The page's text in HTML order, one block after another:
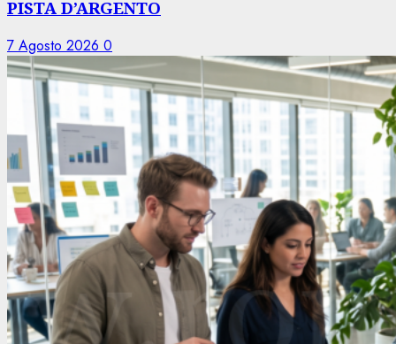
PISTA D’ARGENTO
7 Agosto 2026 0